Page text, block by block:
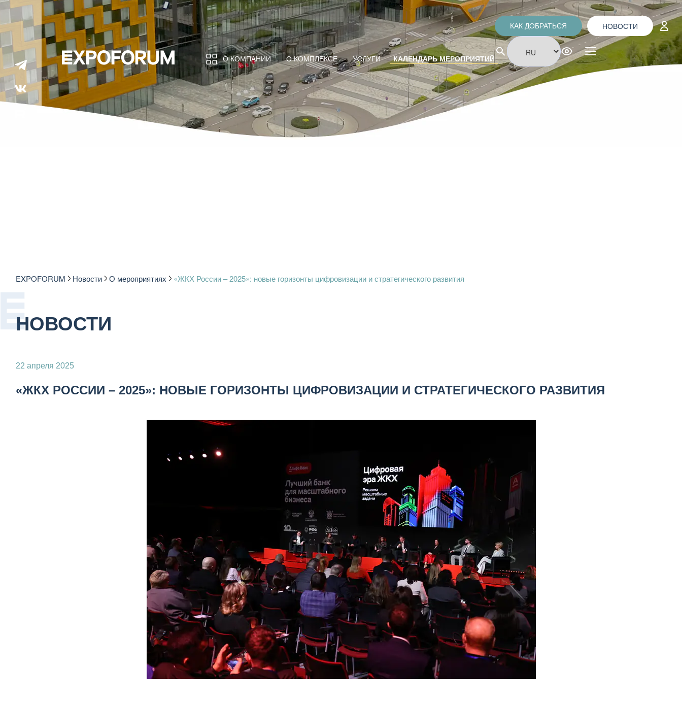
О КОМПАНИИ О КОМПЛЕКСЕ УСЛУГИ КАЛЕНДАРЬ МЕРОПРИЯТИЙ
КАК ДОБРАТЬСЯ НОВОСТИ
EXPOFORUM Новости О мероприятиях «ЖКХ России – 2025»: новые горизонты цифровизации и стратегического развития
НОВОСТИ
22 апреля 2025
«ЖКХ РОССИИ – 2025»: НОВЫЕ ГОРИЗОНТЫ ЦИФРОВИЗАЦИИ И СТРАТЕГИЧЕСКОГО РАЗВИТИЯ